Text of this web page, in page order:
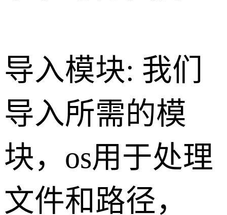
导入模块: 我们
导入所需的模
块，os用于处理
文件和路径，